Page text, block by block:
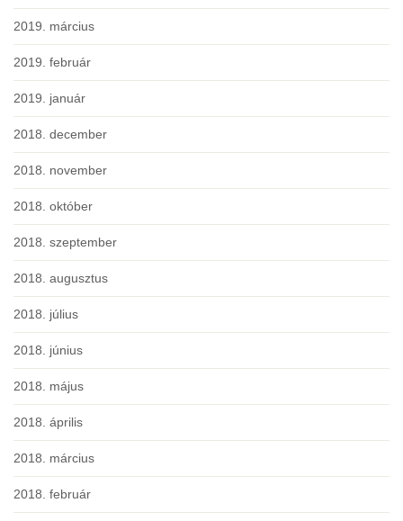
2019. március
2019. február
2019. január
2018. december
2018. november
2018. október
2018. szeptember
2018. augusztus
2018. július
2018. június
2018. május
2018. április
2018. március
2018. február